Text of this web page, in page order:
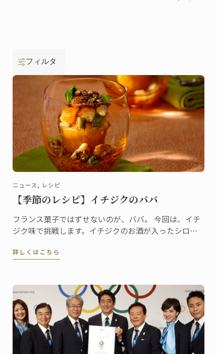
フィルタ
ニュース, レシピ
【季節のレシピ】イチジクのババ
フランス菓子ではずせないのが、ババ。 今回は、イチ
ジク味で挑戦します。イチジクのお酒が入ったシロッ
しました。仕上げにはヴァニラ風味の滑らかなシャン
詳しくはこちら